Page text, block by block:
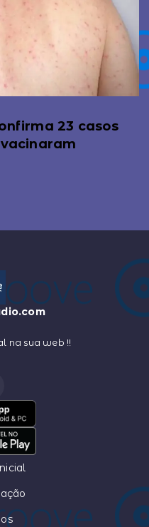
23 casos
na sua web !!